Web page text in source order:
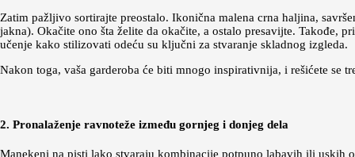
Zatim pažljivo sortirajte preostalo. Ikonična malena crna haljina,
jakna). Okačite ono šta želite da okačite, a ostalo presavijte. Takođe,
učenje kako stilizovati odeću su ključni za stvaranje skladnog izgleda.
Nakon toga, vaša garderoba će biti mnogo inspirativnija, i rešićete se
2. Pronalaženje ravnoteže između gornjeg i donjeg dela
Manekeni na pisti lako stvaraju kombinacije potpuno labavih ili uskih